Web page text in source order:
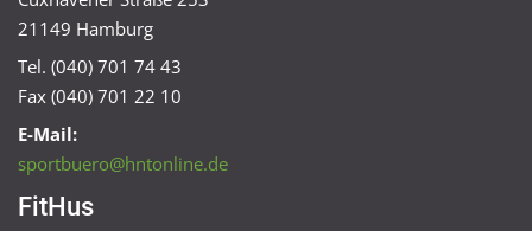
21149 Hamburg
Tel. (040) 701 74 43
Fax (040) 701 22 10
E-Mail:
sportbuero@hntonline.de
FitHus